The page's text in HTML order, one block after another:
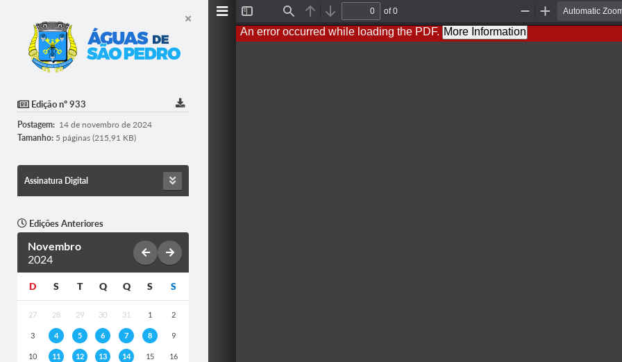
Edição nº 933
Postagem: 14 de novembro de 2024
Tamanho: 5 páginas (215,91 KB)
Assinatura Digital
Edições Anteriores
Novembro
2024
D S T Q Q S S
27 28 29 30 31 1 2
3 4 5 6 7 8 9
10 11 12 13 14 15 16
Sidebar
Find Previous
Next
of 0
Out
An error occurred while loading the PDF. More Information